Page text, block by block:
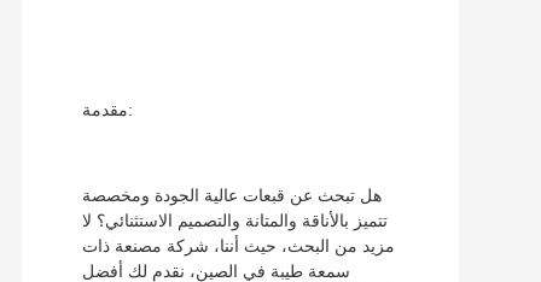
مقدمة:
هل تبحث عن قبعات عالية الجودة ومخصصة
تتميز بالأناقة والمتانة والتصميم الاستثنائي؟ لا
مزيد من البحث، حيث أننا، شركة مصنعة ذات
سمعة طيبة في الصين، نقدم لك أفضل